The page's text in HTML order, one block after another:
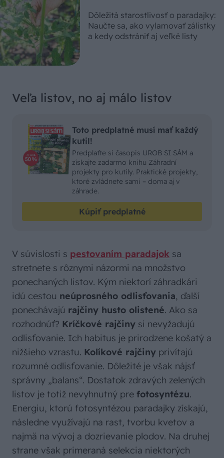
Dôležitá starostlivosť o paradajky:
Naučte sa, ako vylamovať zálistky
a kedy odstrániť aj veľké listy
Veľa listov, no aj málo listov
Toto predplatné musí mať každý
kutil!
Predplaťte si časopis UROB SI SÁM a
získajte zadarmo knihu Záhradní
projekty pro kutily. Praktické projekty,
ktoré zvládnete sami – doma aj v
záhrade.
Kúpiť predplatné
V súvislosti s pestovaním paradajok sa
stretnete s rôznymi názormi na množstvo
ponechaných listov. Kým niektorí záhradkári
idú cestou neúprosného odlisťovania, ďalší
ponechávajú rajčiny husto olistené. Ako sa
rozhodnúť? Kríčkové rajčiny si nevyžadujú
odlisťovanie. Ich habitus je prirodzene košatý a
nižšieho vzrastu. Kolíkové rajčiny privítajú
rozumné odlisťovanie. Dôležité je však nájsť
správny „balans“. Dostatok zdravých zelených
listov je totiž nevyhnutný pre fotosyntézu.
Energiu, ktorú fotosyntézou paradajky získajú,
následne využívajú na rast, tvorbu kvetov a
najmä na vývoj a dozrievanie plodov. Na druhej
strane však primeraná selekcia niektorých